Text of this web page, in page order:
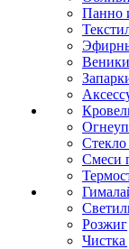
Панно
Стекло
Смеси
Розжиг